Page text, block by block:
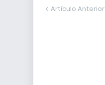
Artículo Anterior